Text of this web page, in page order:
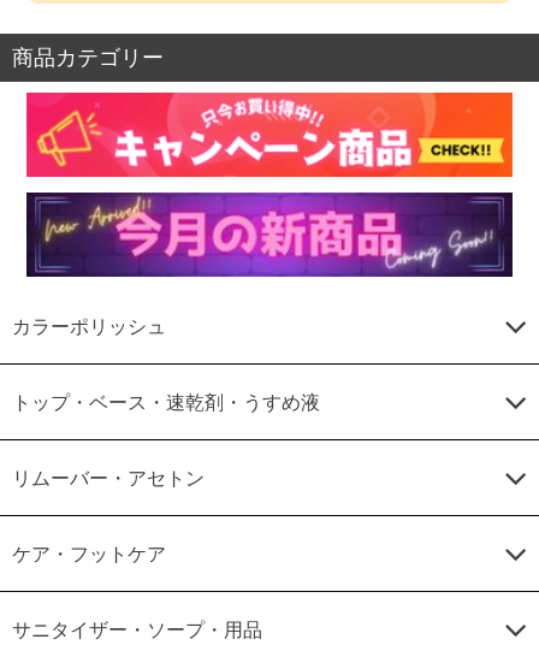
商品カテゴリー
カラーポリッシュ
トップ・ベース・速乾剤・うすめ液
リムーバー・アセトン
ケア・フットケア
サニタイザー・ソープ・用品